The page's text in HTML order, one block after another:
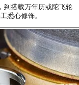
到搭载万年历或陀飞轮
悉心修饰。